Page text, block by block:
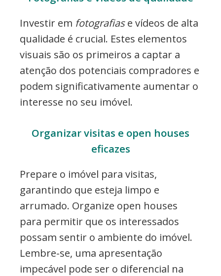
Investir em fotografiase vídeos de alta
qualidade é crucial. Estes elementos
visuais são os primeiros a captar a
atenção dos potenciais compradores e
podem significativamente aumentar o
interesse no seu imóvel.
Organizar visitas e open houses
eficazes
Prepare o imóvel para visitas,
garantindo que esteja limpo e
arrumado. Organize open houses
para permitir que os interessados
possam sentir o ambiente do imóvel.
Lembre-se, uma apresentação
impecável pode ser o diferencial na